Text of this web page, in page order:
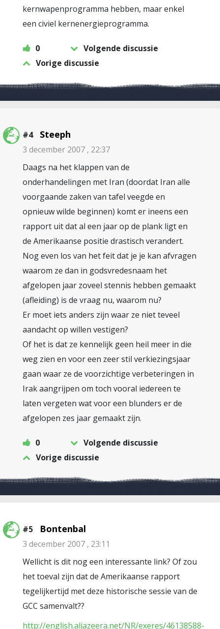
kernwapenprogramma hebben, maar enkel
een civiel kernenergieprogramma.
0
Volgende discussie
Vorige discussie
#4 Steeph
3 december 2007 , 22:37
Daags na het klappen van de
onderhandelingen met Iran (doordat Iran alle
voorgaande zaken van tafel veegde en
opnieuw wilde beginnen) komt er ineens een
rapport uit dat al een jaar op de plank ligt en
de Amerikaanse positie drastisch verandert.
Nog even los van het feit dat je je kan afvragen
waarom ze dan in godsvredesnaam het
afgelopen jaar zoveel stennis hebben gemaakt
(afleiding) is de vraag nu, waarom nu?
Er moet iets anders zijn waar ze niet teveel
aandacht op willen vestigen?
Of het is dat ze kennelijk geen heil meer in die
weg zien en voor een zeer stil verkiezingsjaar
gaan waar ze de voorzichtige verbeteringen in
Irak aangrijpen om toch vooral iedereen te
laten vergeten wat voor een blunders er de
afgelopen zes jaar gemaakt zijn.
0
Volgende discussie
Vorige discussie
#5 Bontenbal
3 december 2007 , 23:11
Wellicht is dit nog een interessante link? Of zou
het toeval zijn dat de Amerikaanse rapport
tegelijkertijd met deze historische sessie van de
GCC samenvalt??
http://english.aljazeera.net/NR/exeres/46138588-